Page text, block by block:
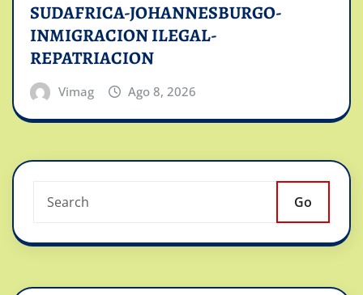
SUDAFRICA-JOHANNESBURGO-
INMIGRACION ILEGAL-
REPATRIACION
Vimag Ago 8, 2026
Go